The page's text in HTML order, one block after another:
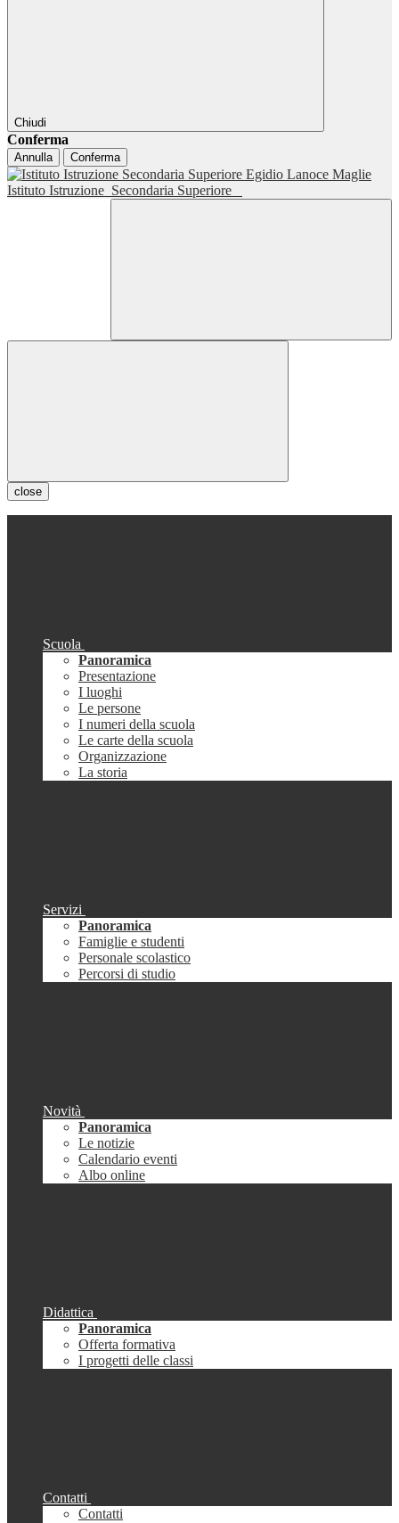
Chiudi
Conferma
Annulla Conferma
Istituto Istruzione Secondaria Superiore
close
Scuola
Panoramica
Presentazione
I luoghi
Le persone
I numeri della scuola
Le carte della scuola
Organizzazione
La storia
Servizi
Panoramica
Famiglie e studenti
Personale scolastico
Percorsi di studio
Novità
Panoramica
Le notizie
Calendario eventi
Albo online
Didattica
Panoramica
Offerta formativa
I progetti delle classi
Contatti
Contatti